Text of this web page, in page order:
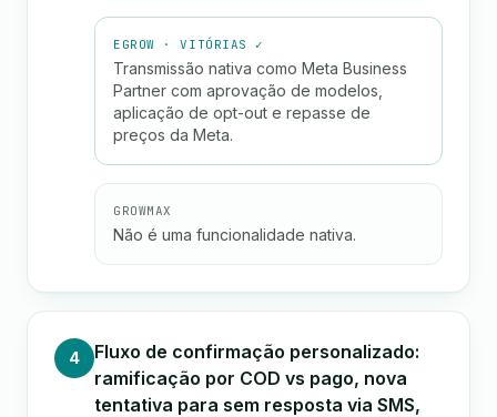
EGROW · VITÓRIAS ✓
Transmissão nativa como Meta Business
Partner com aprovação de modelos,
aplicação de opt-out e repasse de
preços da Meta.
GROWMAX
Não é uma funcionalidade nativa.
4
Fluxo de confirmação personalizado:
ramificação por COD vs pago, nova
tentativa para sem resposta via SMS,